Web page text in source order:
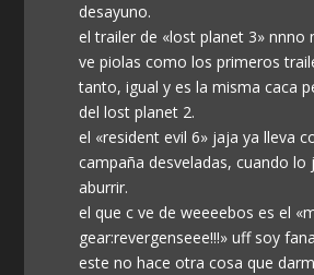
desayuno.
el trailer de «lost planet 3» nnno
ve piolas como los primeros
tanto, igual y es la misma caca
del lost planet 2.
el «resident evil 6» jaja ya lleva
campaña desveladas, cuando lo
aburrir.
el que c ve de weeeebos es el
gear:revergenseee!!!» uff soy
este no hace otra cosa que